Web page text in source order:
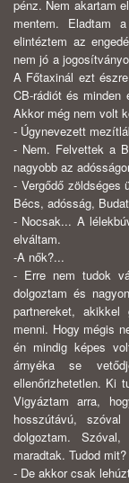
pénz. Nem akartam
mentem. Eladtam
elintéztem az
nem jó a
A Főtaxinál ezt
CB-rádiót és
Akkor még nem volt
- Úgynevezett
- Nem. Felvettek a
nagyobb az
- Vergődő zöldséges
Bécs, adósság,
- Nocsak... A
elváltam.
-A nők?...
- Erre nem tudok
dolgoztam és
partnereket,
menni. Hogy mégis
én mindig képes
árnyéka se
ellenőrizhetetlen. Ki
Vigyáztam arra,
hosszútávú,
dolgoztam.
maradtak. Tudod
- De akkor csak